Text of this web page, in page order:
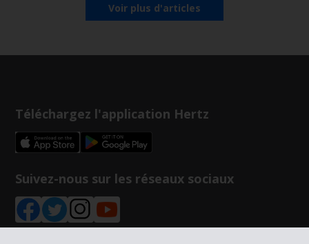
Voir plus d'articles
Téléchargez l'application Hertz
Suivez-nous sur les réseaux sociaux